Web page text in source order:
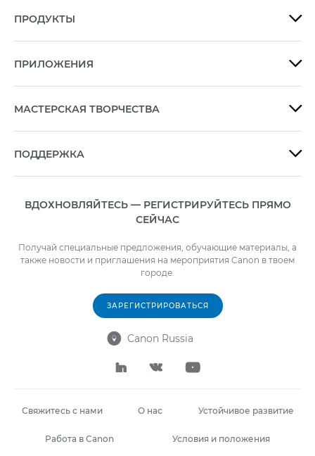
ПРОДУКТЫ 
ПРИЛОЖЕНИЯ 
МАСТЕРСКАЯ ТВОРЧЕСТВА 
ПОДДЕРЖКА 
ВДОХНОВЛЯЙТЕСЬ — РЕГИСТРИРУЙТЕСЬ ПРЯМО
СЕЙЧАС
Получай специальные предложения, обучающие материалы, а
также новости и приглашения на мероприятия Canon в твоем
городе.
ЗАРЕГИСТРИРОВАТЬСЯ
 Canon Russia
  
Свяжитесь с нами О нас Устойчивое развитие
Работа в Canon Условия и положения